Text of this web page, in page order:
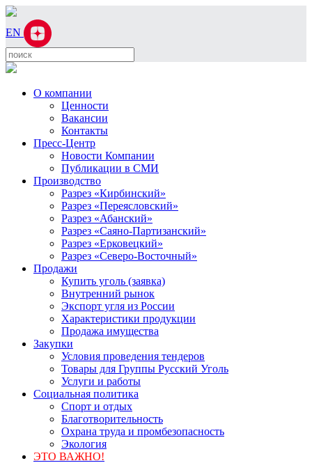
EN
О компании
Ценности
Вакансии
Контакты
Пресс-Центр
Новости Компании
Публикации в СМИ
Производство
Разрез «Кирбинский»
Разрез «Переясловский»
Разрез «Абанский»
Разрез «Саяно-Партизанский»
Разрез «Ерковецкий»
Разрез «Северо-Восточный»
Продажи
Купить уголь (заявка)
Внутренний рынок
Экспорт угля из России
Характеристики продукции
Продажа имущества
Закупки
Условия проведения тендеров
Товары для Группы Русский Уголь
Услуги и работы
Социальная политика
Спорт и отдых
Благотворительность
Охрана труда и промбезопасность
Экология
ЭТО ВАЖНО!